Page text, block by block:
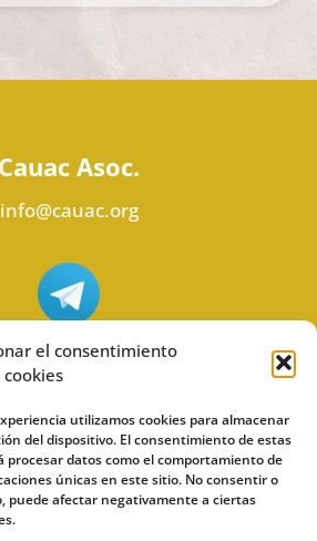
el consentimiento
utilizamos cookies para almacenar
del dispositivo. El consentimiento de estas
datos como el comportamiento de
únicas en este sitio. No consentir o
puede afectar negativamente a ciertas
Cauac Asoc.
info@cauac.org
en Telegram
en Odysee